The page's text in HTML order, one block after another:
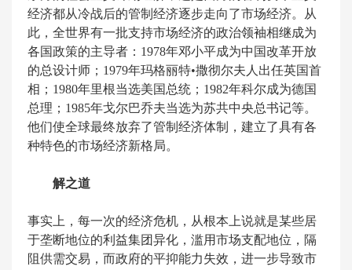
经济都从冷战后的管制经济逐步走向了市场经济。从
此，全世界有一批支持市场经济的政治领袖相继成为
各国政策的主导者：1978年邓小平成为中国改革开放
的总设计师；1979年玛格丽特•撒彻尔夫人出任英国首
相；1980年里根当选美国总统；1982年科尔成为德国
总理；1985年戈尔巴乔夫当选为苏共中央总书记等。
他们使全球最终放弃了管制经济体制，建立了具有各
种特色的市场经济新格局。
解之道
事实上，每一次的经济危机，从根本上说就是某些居
于垄断地位的利益集团异化，滥用市场支配地位，隔
阻供需交易，而政府的平抑能力失效，进一步导致市